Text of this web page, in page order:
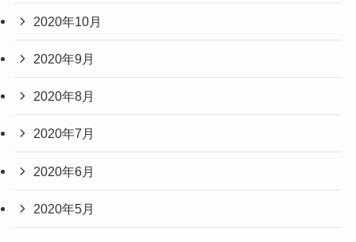
2020年10月
2020年9月
2020年8月
2020年7月
2020年6月
2020年5月